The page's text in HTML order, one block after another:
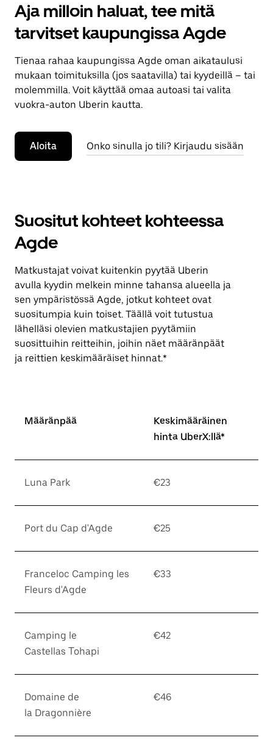
Aja milloin haluat, tee mitä
tarvitset kaupungissa Agde
Tienaa rahaa kaupungissa Agde oman aikataulusi
mukaan toimituksilla (jos saatavilla) tai kyydeillä – tai
molemmilla. Voit käyttää omaa autoasi tai valita
vuokra-auton Uberin kautta.
Aloita Onko sinulla jo tili? Kirjaudu sisään
Suositut kohteet kohteessa
Agde
Matkustajat voivat kuitenkin pyytää Uberin
avulla kyydin melkein minne tahansa alueella ja
sen ympäristössä Agde, jotkut kohteet ovat
suositumpia kuin toiset. Täällä voit tutustua
lähelläsi olevien matkustajien pyytämiin
suosittuihin reitteihin, joihin näet määränpäät
ja reittien keskimääräiset hinnat.*
Määränpää
Keskimääräinen
hinta UberX:llä*
Luna Park €23
Port du Cap d'Agde €25
Franceloc Camping les
Fleurs d'Agde
€33
Camping le
Castellas Tohapi
€42
Domaine de
la Dragonnière
€46